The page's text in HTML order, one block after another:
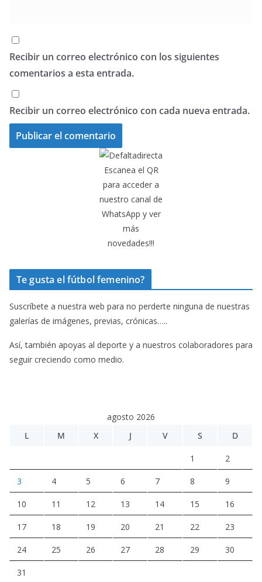
Recibir un correo electrónico con los siguientes
comentarios a esta entrada.
Recibir un correo electrónico con cada nueva entrada.
Escanea el QR
para acceder a
nuestro canal de
WhatsApp y ver
más
novedades!!!
Te gusta el fútbol femenino?
Suscríbete a nuestra web para no perderte ninguna de nuestras
galerías de imágenes, previas, crónicas…..
Así, también apoyas al deporte y a nuestros colaboradores para
seguir creciendo como medio.
agosto 2026
L
M X J V S D
1 2
3 4 5 6 7 8 9
10 11 12 13 14 15 16
17 18 19 20 21 22 23
24 25 26 27 28 29 30
31